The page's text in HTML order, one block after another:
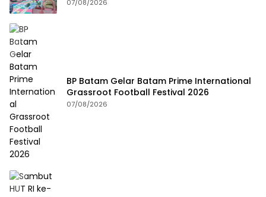
07/08/2026
BP Batam Gelar Batam Prime International
Grassroot Football Festival 2026
07/08/2026